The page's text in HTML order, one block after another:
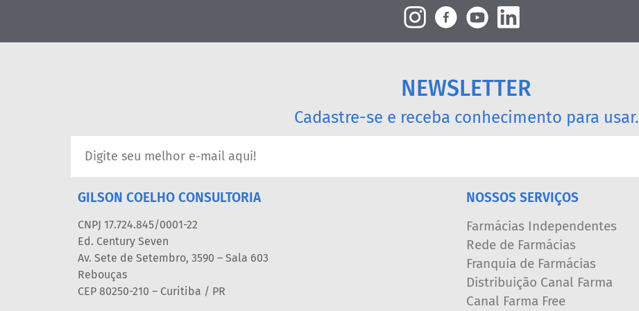
NEWSLETTER
Cadastre-se e receba conhecimento para usar.
GILSON COELHO CONSULTORIA
CNPJ 17.724.845/0001-22
Ed. Century Seven
Av. Sete de Setembro, 3590 – Sala 603
Rebouças
CEP 80250-210 – Curitiba / PR
NOSSOS SERVIÇOS
Farmácias Independentes
Rede de Farmácias
Franquia de Farmácias
Distribuição Canal Farma
Canal Farma Free